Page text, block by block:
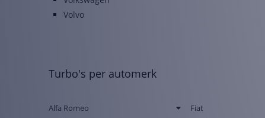
Volvo
Turbo's per automerk
Alfa Romeo
Fiat